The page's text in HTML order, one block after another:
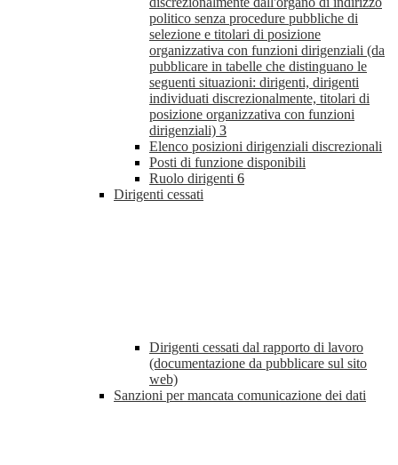
politico senza procedure pubbliche di
selezione e titolari di posizione
organizzativa con funzioni dirigenziali (da
pubblicare in tabelle che distinguano le
seguenti situazioni: dirigenti, dirigenti
individuati discrezionalmente, titolari di
posizione organizzativa con funzioni
dirigenziali) 3
Elenco posizioni dirigenziali discrezionali
Posti di funzione disponibili
Ruolo dirigenti 6
Dirigenti cessati
Dirigenti cessati dal rapporto di lavoro
(documentazione da pubblicare sul sito
web)
Sanzioni per mancata comunicazione dei dati